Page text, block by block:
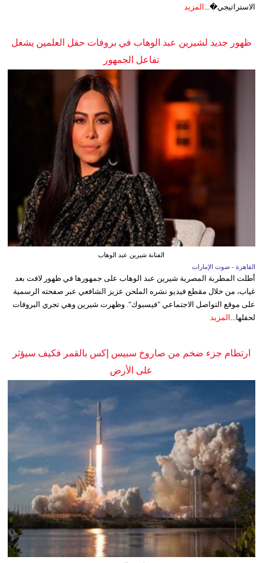
الاستراتيجي�... المزيد
ظهور جديد لشيرين عبد الوهاب في بروفات حفل العلمين يشعل
تفاعل الجمهور
الفنانة شيرين عبد الوهاب
القاهرة - صوت الإمارات
أطلت المطربة المصرية شيرين عبد الوهاب على جمهورها في ظهور لافت بعد
غياب، من خلال مقطع فيديو نشره الملحن عزيز الشافعي عبر صفحته الرسمية
على موقع التواصل الاجتماعي "فيسبوك". وظهرت شيرين وهي تجري البروفات
لحفلها... المزيد
ارتطام جزء ضخم من صاروخ سبيس إكس بالقمر فكيف سيؤثر
على الأرض